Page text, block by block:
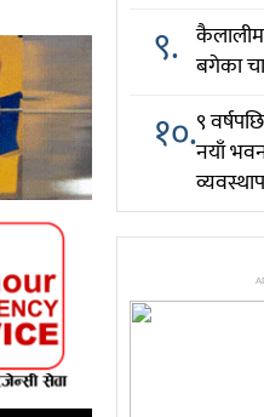
९. बगेका
१०.९
नयाँ